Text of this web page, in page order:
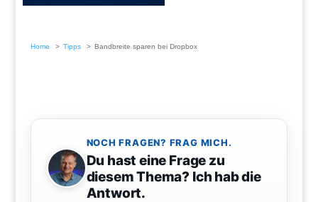
Home Tipps Bandbreite sparen bei Dropbox
NOCH FRAGEN? FRAG MICH.
Du hast eine Frage zu
diesem Thema? Ich hab die
Antwort.